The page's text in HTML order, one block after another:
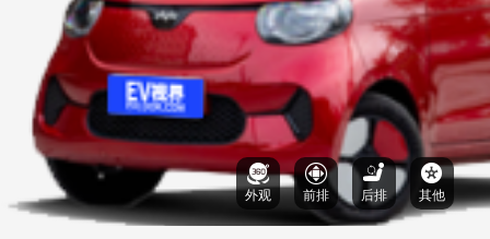
外观 前排 后排 其他